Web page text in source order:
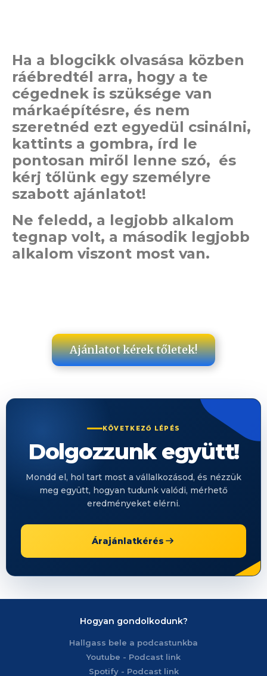
Ha a blogcikk olvasása közben
ráébredtél arra, hogy a te
cégednek is szüksége van
márkaépítésre, és nem
szeretnéd ezt egyedül csinálni,
kattints a gombra, írd le
pontosan miről lenne szó, és
kérj tőlünk egy személyre
szabott ajánlatot!
Ne feledd, a legjobb alkalom
tegnap volt, a második legjobb
alkalom viszont most van.
Ajánlatot kérek tőletek!
KÖVETKEZŐ LÉPÉS
Dolgozzunk együtt!
Mondd el, hol tart most a vállalkozásod, és nézzük
meg együtt, hogyan tudunk valódi, mérhető
eredményeket elérni.
Árajánlatkérés
Hogyan gondolkodunk?
Hallgass bele a podcastunkba
Youtube - Podcast link
Spotify - Podcast link